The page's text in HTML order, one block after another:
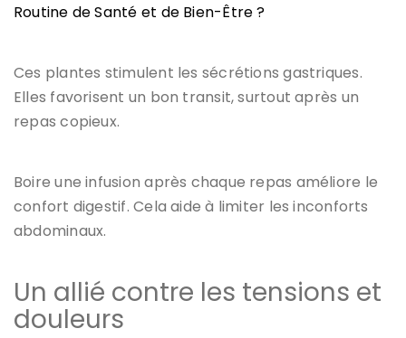
Routine de Santé et de Bien-Être ?
Ces plantes stimulent les sécrétions gastriques.
Elles favorisent un bon transit, surtout après un
repas copieux.
Boire une infusion après chaque repas améliore le
confort digestif. Cela aide à limiter les inconforts
abdominaux.
Un allié contre les tensions et
douleurs